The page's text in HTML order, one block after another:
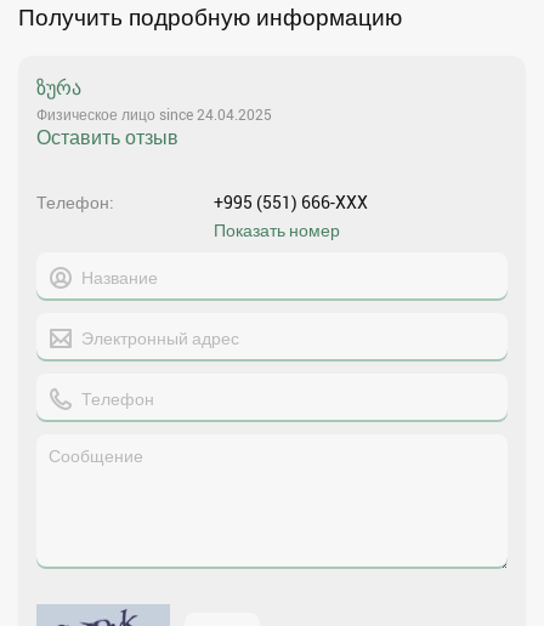
Получить подробную информацию
ზურა
Физическое лицо since 24.04.2025
Оставить отзыв
Телефон
+995 (551) 666-XXX
Показать номер